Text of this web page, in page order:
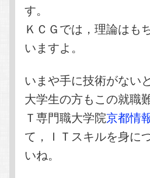
す。
ＫＣＧでは，理論はも
いますよ。
いまや手に技術がない
大学生の方もこの就職
Ｔ専門職大学院京都情
て，ＩＴスキルを身に
いね。